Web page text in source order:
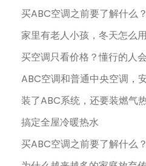
买ABC空调之前要了解什么
家里有老人小孩，冬天怎么
买空调只看价格？懂行的人
ABC空调和普通中央空调，
装了ABC系统，还要装燃气
搞定全屋冷暖热水
买ABC空调之前要了解什么